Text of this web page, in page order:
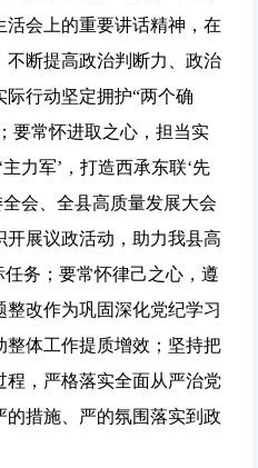
会上的重要讲话精神，在
断提高政治判断力、政治
行动坚定拥护“两个确
要常怀进取之心，担当实
力军’，打造西承东联‘先
会、全县高质量发展大会
展议政活动，助力我县高
任务；要常怀律己之心，遵
改作为巩固深化党纪学习
体工作提质增效；坚持把
，严格落实全面从严治党
措施、严的氛围落实到政